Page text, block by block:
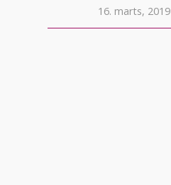
16. marts, 2019